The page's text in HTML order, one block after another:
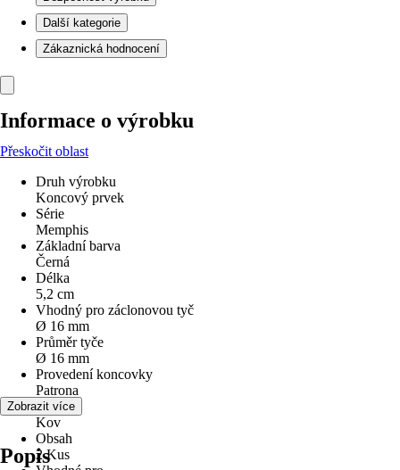
Další kategorie
Zákaznická hodnocení
Informace o výrobku
Přeskočit oblast
Druh výrobku
Koncový prvek
Série
Memphis
Základní barva
Černá
Délka
5,2 cm
Vhodný pro záclonovou tyč
Ø 16 mm
Průměr tyče
Ø 16 mm
Provedení koncovky
Patrona
Materiál
Kov
Obsah
2 Kus
Zobrazit více
Popis